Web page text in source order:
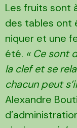
Les fruits sont
des tables ont
niquer et une
été. « Ce sont
la clef et se
chacun peut
Alexandre